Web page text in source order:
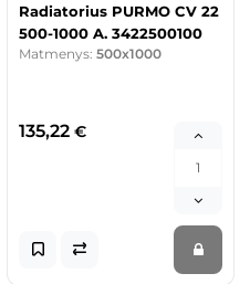
Radiatorius PURMO CV 22
500-1000 A. 3422500100
Matmenys: 500x1000
135,22 €